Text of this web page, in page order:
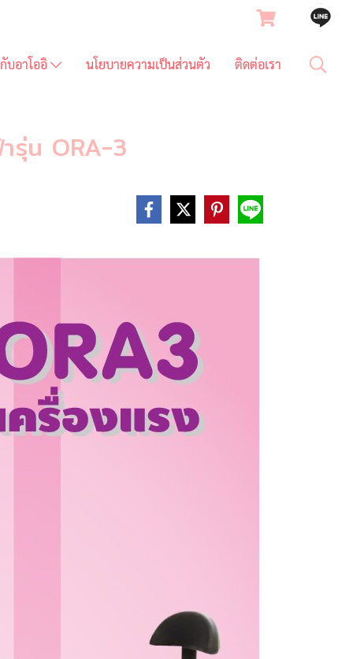
บอาโออิ นโยบายความเป็นส่วนตัว ติดต่อเรา
รุ่น ORA-3